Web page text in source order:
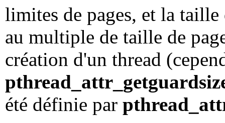
limites de pages, et la
au multiple de taille de
création d'un thread
été définie par